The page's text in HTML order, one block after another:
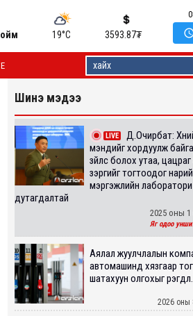
19°C 3593.87₮
Шинэ мэдээ
LIVE
Д.Очирбат: Хүний
мэндийг хордуулж
зүйлс болох утаа,
зэргийг тогтоодог
мэргэжлийн лаборатори
дутагдалтай
2025 оны
Яг одоо
Аялал жуулчлалын
автомашинд хязгаар
шатахуун олгохыг үүрэгдл...
2026 оны